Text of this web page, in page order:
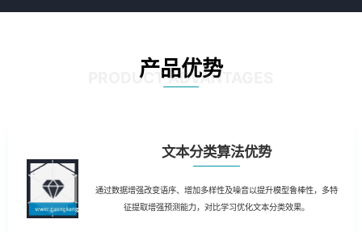
产品优势
PRODUCT ADVANTAGES
文本分类算法优势
通过数据增强改变语序、增加多样性及噪音以提升模型鲁棒性，多特
征提取增强预测能力，对比学习优化文本分类效果。